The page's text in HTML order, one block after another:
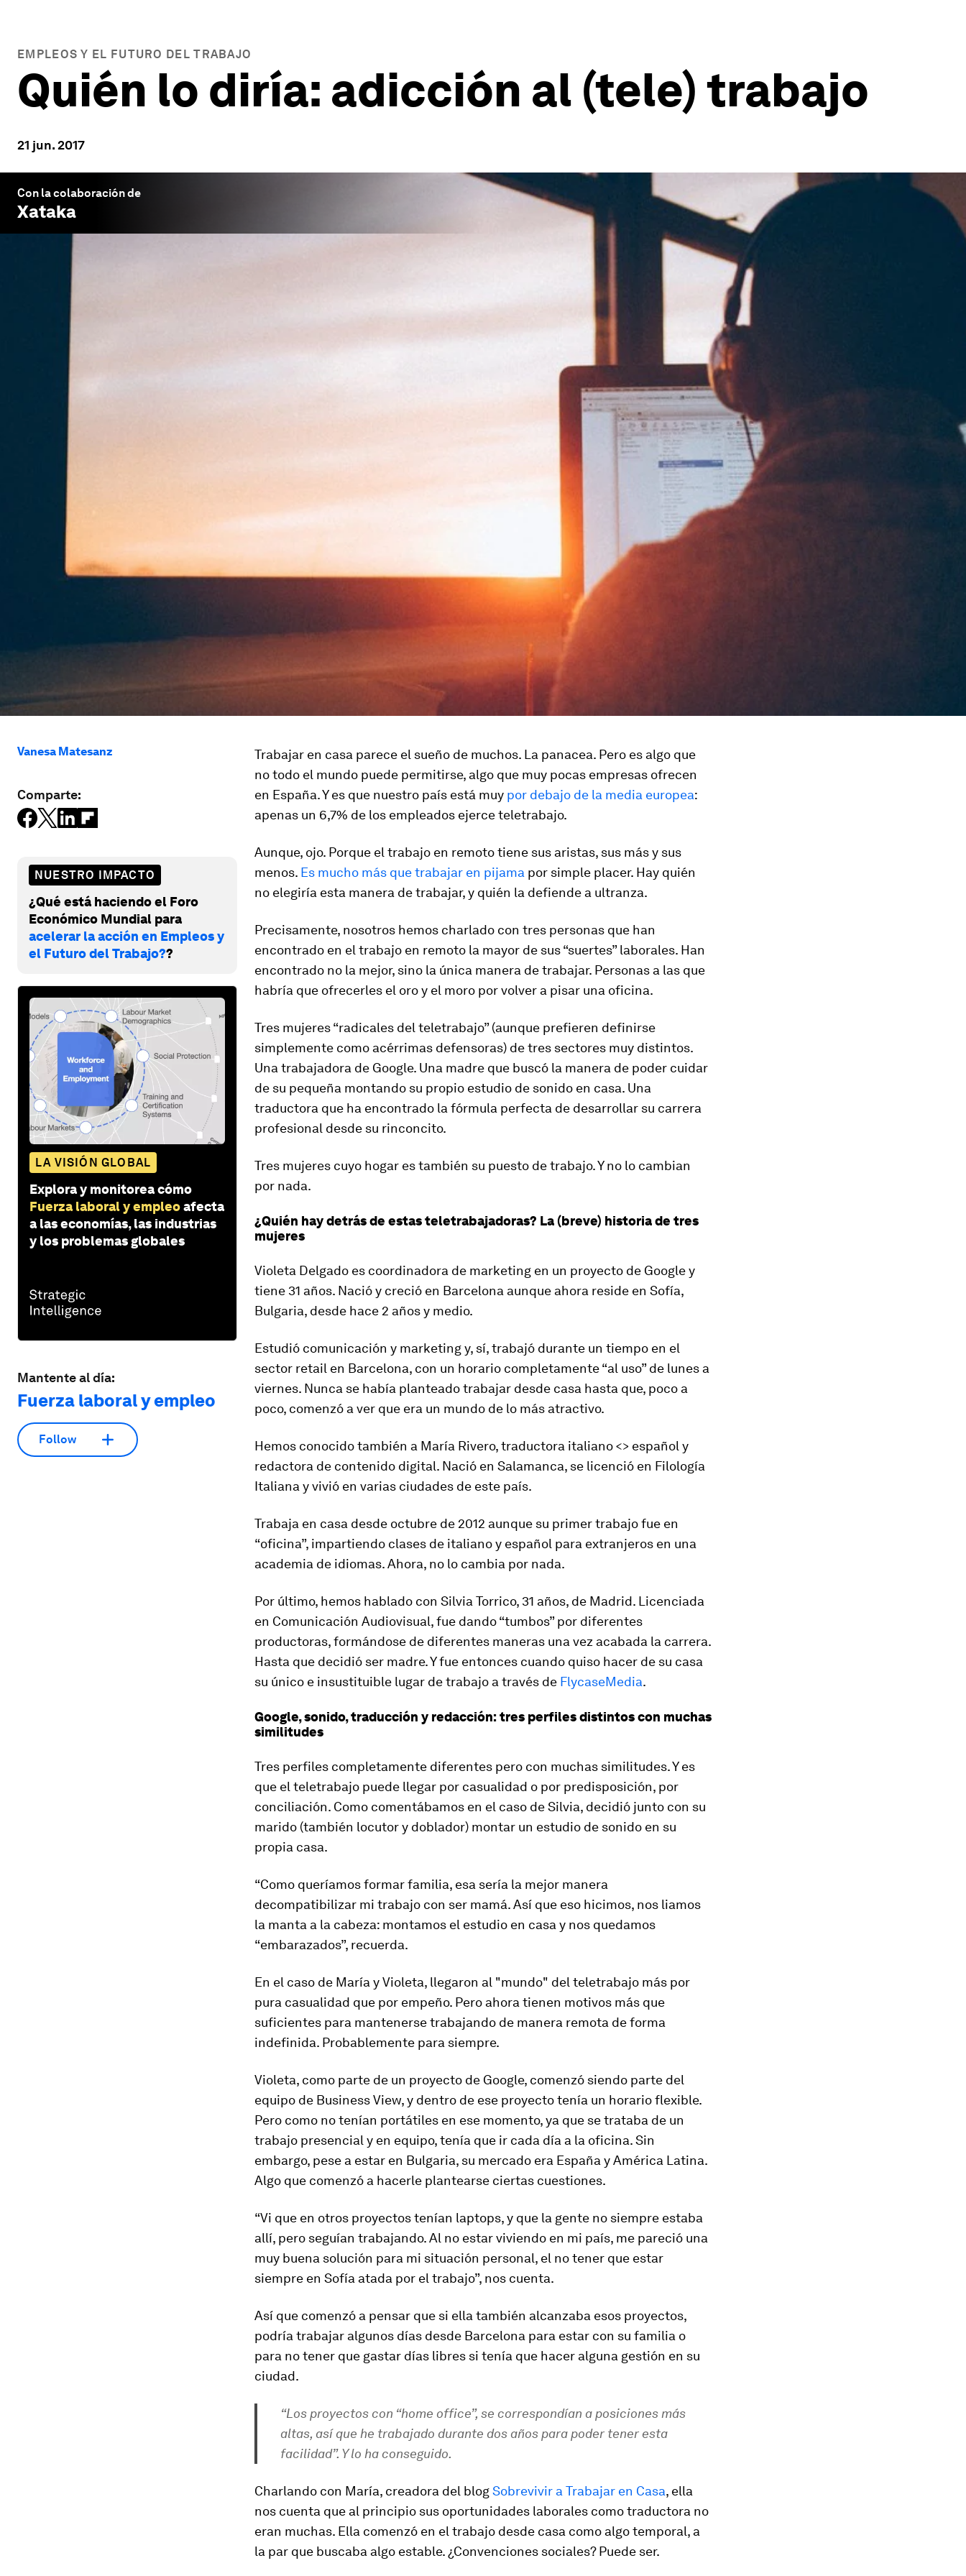
EMPLEOS Y EL FUTURO DEL TRABAJO
Quién lo diría: adicción al (tele) trabajo
21 jun. 2017
Con la colaboración de
Xataka
Vanesa Matesanz
Comparte:
NUESTRO IMPACTO
¿Qué está haciendo el Foro
Económico Mundial para
acelerar la acción en Empleos y
el Futuro del Trabajo??
LA VISIÓN GLOBAL
Explora y monitorea cómo
Fuerza laboral y empleoafecta
a las economías, las industrias
y los problemas globales
Mantente al día:
Fuerza laboral y empleo
Follow
Trabajar en casa parece el sueño de muchos. La panacea. Pero es algo que
no todo el mundo puede permitirse, algo que muy pocas empresas ofrecen
en España. Y es que nuestro país está muy por debajo de la media europea:
apenas un 6,7% de los empleados ejerce teletrabajo.
Aunque, ojo. Porque el trabajo en remoto tiene sus aristas, sus más y sus
menos. Es mucho más que trabajar en pijama por simple placer. Hay quién
no elegiría esta manera de trabajar, y quién la defiende a ultranza.
Precisamente, nosotros hemos charlado con tres personas que han
encontrado en el trabajo en remoto la mayor de sus “suertes” laborales. Han
encontrado no la mejor, sino la única manera de trabajar. Personas a las que
habría que ofrecerles el oro y el moro por volver a pisar una oficina.
Tres mujeres “radicales del teletrabajo” (aunque prefieren definirse
simplemente como acérrimas defensoras) de tres sectores muy distintos.
Una trabajadora de Google. Una madre que buscó la manera de poder cuidar
de su pequeña montando su propio estudio de sonido en casa. Una
traductora que ha encontrado la fórmula perfecta de desarrollar su carrera
profesional desde su rinconcito.
Tres mujeres cuyo hogar es también su puesto de trabajo. Y no lo cambian
por nada.
¿Quién hay detrás de estas teletrabajadoras? La (breve) historia de tres
mujeres
Violeta Delgado es coordinadora de marketing en un proyecto de Google y
tiene 31 años. Nació y creció en Barcelona aunque ahora reside en Sofía,
Bulgaria, desde hace 2 años y medio.
Estudió comunicación y marketing y, sí, trabajó durante un tiempo en el
sector retail en Barcelona, con un horario completamente “al uso” de lunes a
viernes. Nunca se había planteado trabajar desde casa hasta que, poco a
poco, comenzó a ver que era un mundo de lo más atractivo.
Hemos conocido también a María Rivero, traductora italiano <> español y
redactora de contenido digital. Nació en Salamanca, se licenció en Filología
Italiana y vivió en varias ciudades de este país.
Trabaja en casa desde octubre de 2012 aunque su primer trabajo fue en
“oficina”, impartiendo clases de italiano y español para extranjeros en una
academia de idiomas. Ahora, no lo cambia por nada.
Por último, hemos hablado con Silvia Torrico, 31 años, de Madrid. Licenciada
en Comunicación Audiovisual, fue dando “tumbos” por diferentes
productoras, formándose de diferentes maneras una vez acabada la carrera.
Hasta que decidió ser madre. Y fue entonces cuando quiso hacer de su casa
su único e insustituible lugar de trabajo a través de FlycaseMedia.
Google, sonido, traducción y redacción: tres perfiles distintos con muchas
similitudes
Tres perfiles completamente diferentes pero con muchas similitudes. Y es
que el teletrabajo puede llegar por casualidad o por predisposición, por
conciliación. Como comentábamos en el caso de Silvia, decidió junto con su
marido (también locutor y doblador) montar un estudio de sonido en su
propia casa.
“Como queríamos formar familia, esa sería la mejor manera
decompatibilizar mi trabajo con ser mamá. Así que eso hicimos, nos liamos
la manta a la cabeza: montamos el estudio en casa y nos quedamos
“embarazados”, recuerda.
En el caso de María y Violeta, llegaron al "mundo" del teletrabajo más por
pura casualidad que por empeño. Pero ahora tienen motivos más que
suficientes para mantenerse trabajando de manera remota de forma
indefinida. Probablemente para siempre.
Violeta, como parte de un proyecto de Google, comenzó siendo parte del
equipo de Business View, y dentro de ese proyecto tenía un horario flexible.
Pero como no tenían portátiles en ese momento, ya que se trataba de un
trabajo presencial y en equipo, tenía que ir cada día a la oficina. Sin
embargo, pese a estar en Bulgaria, su mercado era España y América Latina.
Algo que comenzó a hacerle plantearse ciertas cuestiones.
“Vi que en otros proyectos tenían laptops, y que la gente no siempre estaba
allí, pero seguían trabajando. Al no estar viviendo en mi país, me pareció una
muy buena solución para mi situación personal, el no tener que estar
siempre en Sofía atada por el trabajo”, nos cuenta.
Así que comenzó a pensar que si ella también alcanzaba esos proyectos,
podría trabajar algunos días desde Barcelona para estar con su familia o
para no tener que gastar días libres si tenía que hacer alguna gestión en su
ciudad.
“Los proyectos con “home office”, se correspondían a posiciones más
altas, así que he trabajado durante dos años para poder tener esta
facilidad”. Y lo ha conseguido.
Charlando con María, creadora del blogSobrevivir a Trabajar en Casa, ella
nos cuenta que al principio sus oportunidades laborales como traductora no
eran muchas. Ella comenzó en el trabajo desde casa como algo temporal, a
la par que buscaba algo estable. ¿Convenciones sociales? Puede ser.